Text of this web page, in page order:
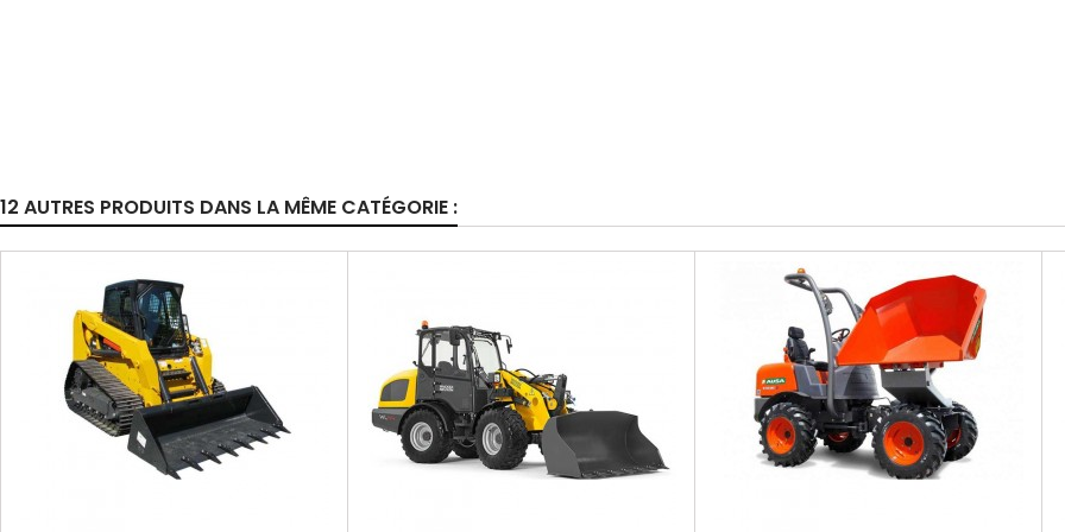
12 AUTRES PRODUITS DANS LA MÊME CATÉGORIE :